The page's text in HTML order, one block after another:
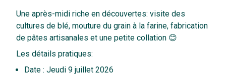
Une après-midi riche en découvertes: visite des
cultures de blé, mouture du grain à la farine, fabrication
de pâtes artisanales et une petite collation 😊
Les détails pratiques:
Date : Jeudi 9 juillet 2026